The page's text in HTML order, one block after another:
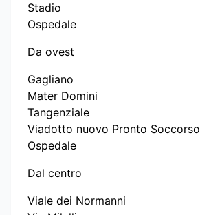
Stadio
Ospedale
Da ovest
Gagliano
Mater Domini
Tangenziale
Viadotto nuovo Pronto Soccorso
Ospedale
Dal centro
Viale dei Normanni